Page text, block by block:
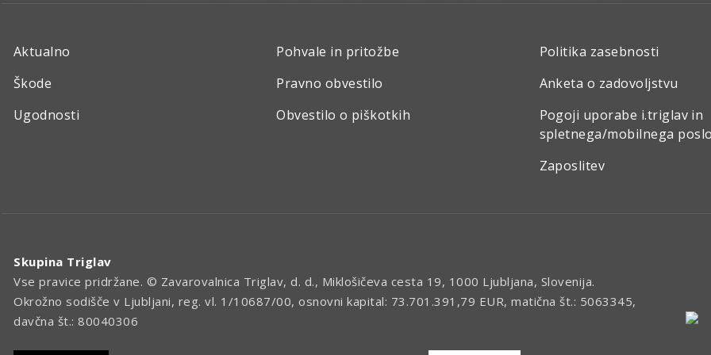
Aktualno
Škode
Ugodnosti
Pohvale in pritožbe
Pravno obvestilo
Obvestilo o piškotkih
Politika zasebnosti
Anketa o zadovoljstvu
Pogoji uporabe i.triglav in
spletnega/mobilnega
Zaposlitev
Skupina Triglav
Vse pravice pridržane. © Zavarovalnica Triglav, d. d., Miklošičeva cesta 19, 1000 Ljubljana, Slovenija.
Okrožno sodišče v Ljubljani, reg. vl. 1/10687/00, osnovni kapital: 73.701.391,79 EUR, matična št.: 5063345,
davčna št.: 80040306